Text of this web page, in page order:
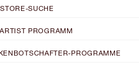
STORE-SUCHE
PROGRAMM
PROGRAMME